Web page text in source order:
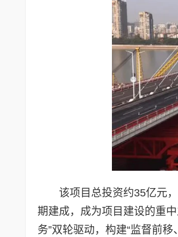
该项目总投资约35亿元
期建成，成为项目建设的重
务”双轮驱动，构建“监督前